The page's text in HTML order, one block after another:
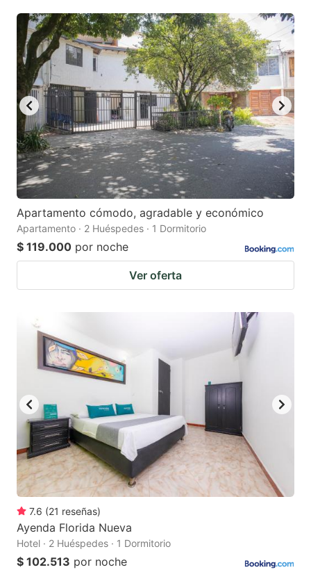
question
mark
key
to
get
the
keyboard
shortcuts
for
changing
dates.
question
mark
key
to
get
the
keyboard
shortcuts
for
changing
dates.
Apartamento cómodo, agradable y económico
Apartamento · 2 Huéspedes · 1 Dormitorio
$ 119.000 por noche
Ver oferta
7.6 (21 reseñas)
Ayenda Florida Nueva
Hotel · 2 Huéspedes · 1 Dormitorio
$ 102.513 por noche